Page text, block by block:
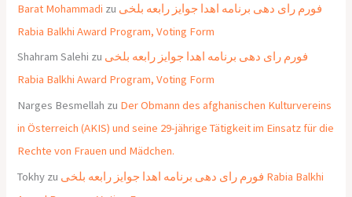
Barat Mohammadi zu فورم رای دهی برنامه اهدا جوایز رابعه بلخی
Rabia Balkhi Award Program, Voting Form
Shahram Salehi zu فورم رای دهی برنامه اهدا جوایز رابعه بلخی
Rabia Balkhi Award Program, Voting Form
Narges Besmellah zu Der Obmann des afghanischen Kulturvereins
in Österreich (AKIS) und seine 29-jährige Tätigkeit im Einsatz für die
Rechte von Frauen und Mädchen.
Tokhy zu فورم رای دهی برنامه اهدا جوایز رابعه بلخی Rabia Balkhi